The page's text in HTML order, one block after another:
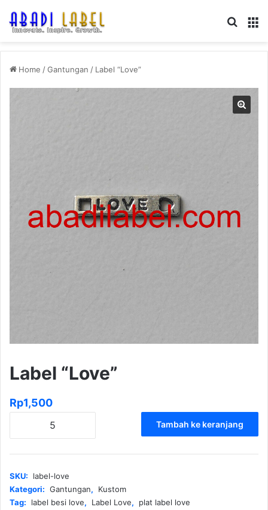
Home /Gantungan / Label “Love”
Label “Love”
Rp1,500
Tambah ke keranjang
SKU:
label-love
Kategori: Gantungan,
Kustom
Tag:
label besi love, Label Love, plat label love